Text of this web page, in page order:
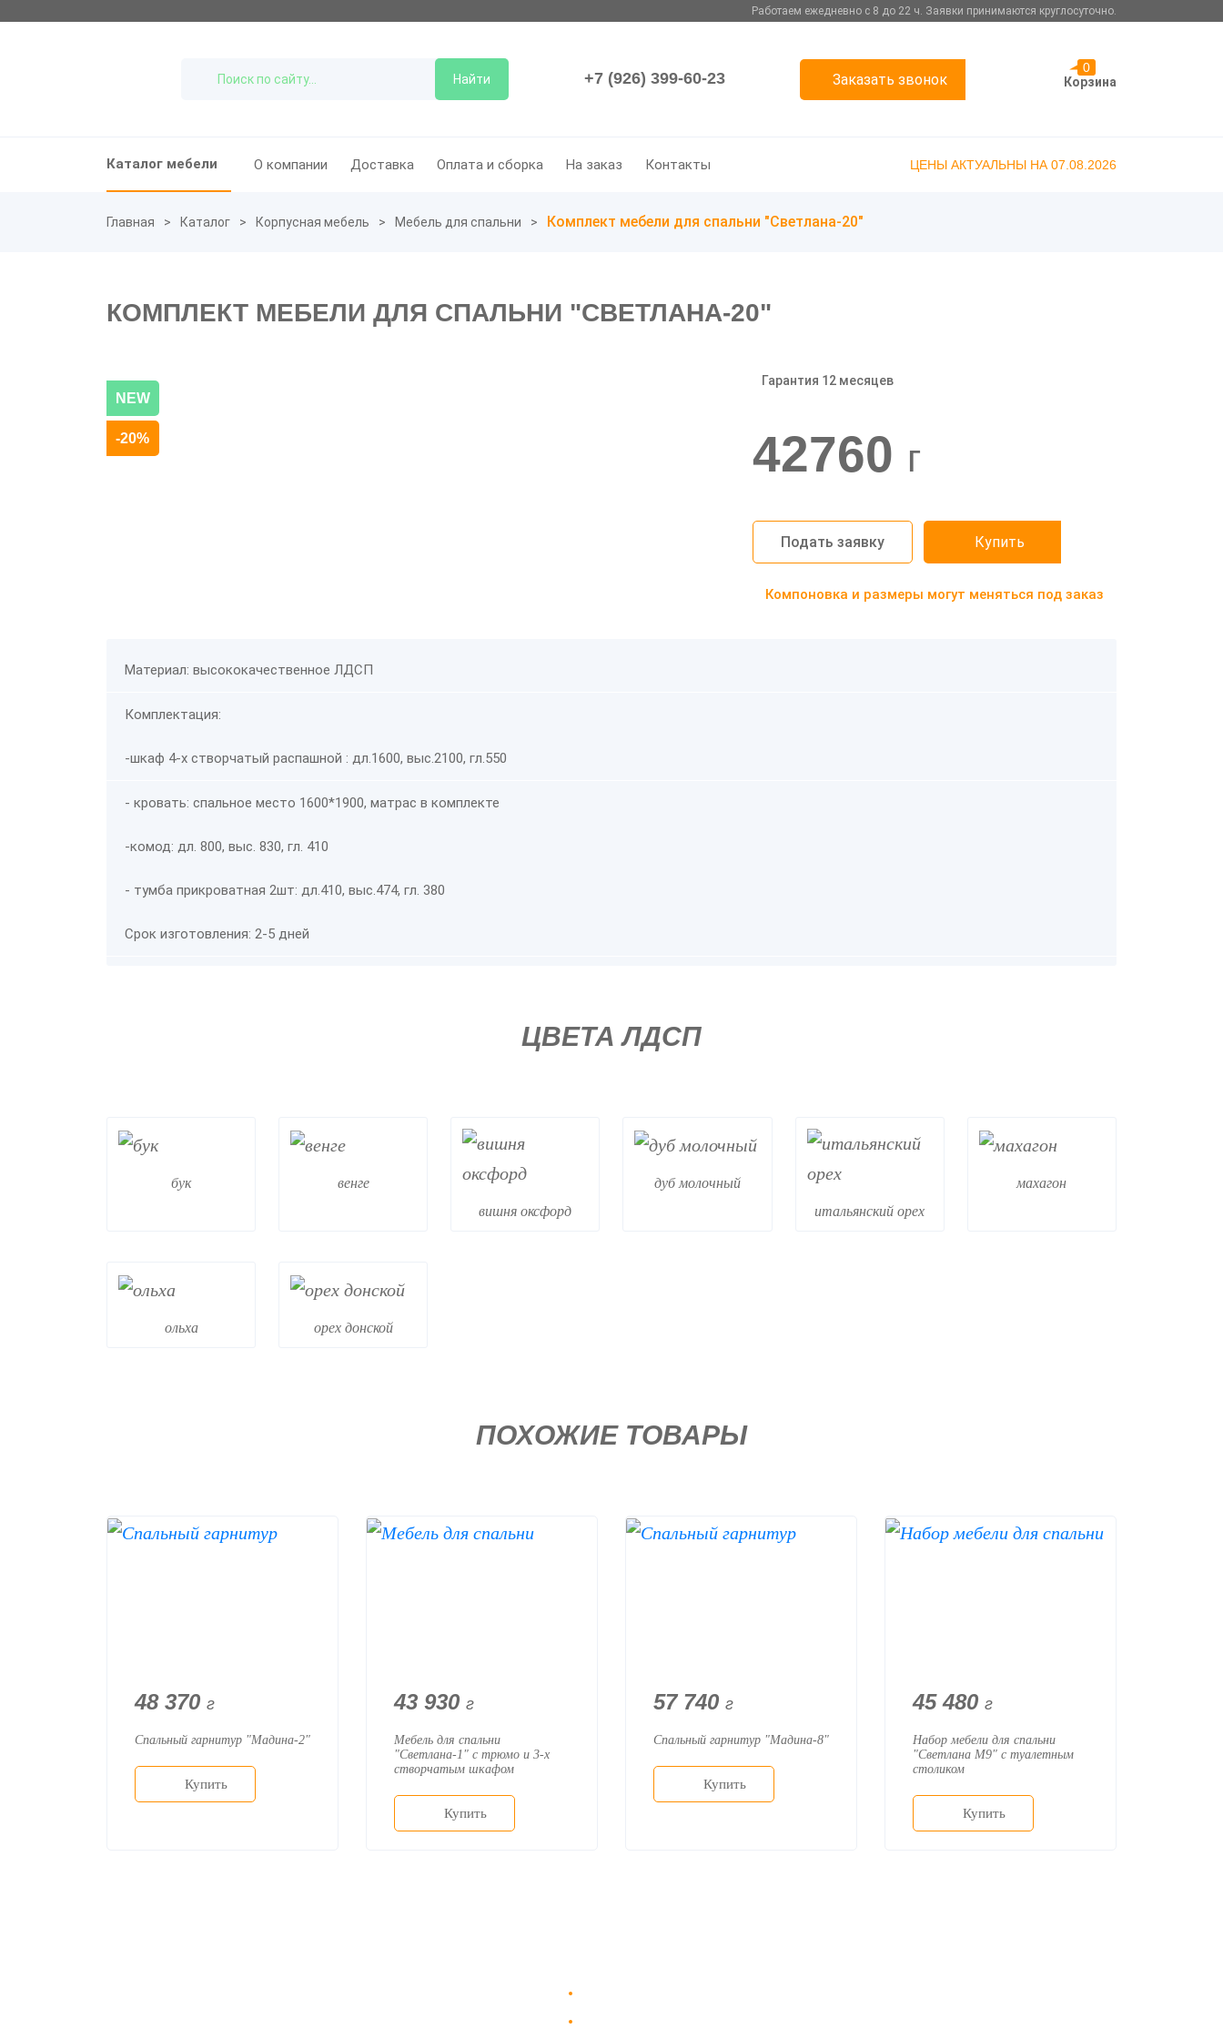
Работаем ежедневно с 8 до 22 ч. Заявки принимаются круглосуточно.
Найти +7 (926) 399-60-23 Заказать звонок
0
Корзина
Каталог мебели О компании Доставка Оплата и сборка На заказ Контакты ЦЕНЫ АКТУАЛЬНЫ НА 07.08.2026
Главная Каталог Корпусная мебель Мебель для спальни Комплект мебели для спальни "Светлана-20"
КОМПЛЕКТ МЕБЕЛИ ДЛЯ СПАЛЬНИ "СВЕТЛАНА-20"
NEW
-20%
Гарантия 12 месяцев
42760 г
Подать заявку Купить
Компоновка и размеры могут меняться под заказ
Материал: высококачественное ЛДСП
Комплектация:
-шкаф 4-х створчатый распашной : дл.1600, выс.2100, гл.550
- кровать: спальное место 1600*1900, матрас в комплекте
-комод: дл. 800, выс. 830, гл. 410
- тумба прикроватная 2шт: дл.410, выс.474, гл. 380
Срок изготовления: 2-5 дней
ЦВЕТА ЛДСП
бук
венге
вишня оксфорд
дуб молочный
итальянский орех
махагон
ольха орех донской
ПОХОЖИЕ ТОВАРЫ
48 370 г
Спальный гарнитур "Мадина-2"
Купить
43 930 г
Мебель для спальни
"Светлана-1" с трюмо и 3-х
створчатым шкафом
Купить
57 740 г
Спальный гарнитур "Мадина-8"
Купить
45 480 г
Набор мебели для спальни
"Светлана М9" с туалетным
столиком
Купить